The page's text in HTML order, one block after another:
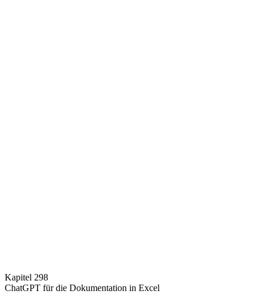
Kapitel 298
ChatGPT für die Dokumentation in Excel